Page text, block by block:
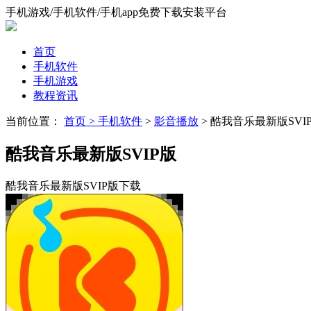
手机游戏/手机软件/手机app免费下载安装平台
首页
手机软件
手机游戏
教程资讯
当前位置： 首页 > 手机软件 > 影音播放 > 酷我音乐最新版
酷我音乐最新版SVIP版
酷我音乐最新版SVIP版下载